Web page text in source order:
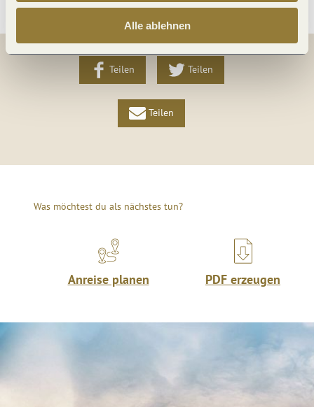
Alle ablehnen
Teilen Teilen
Teilen
Was möchtest du als nächstes tun?
Anreise planen PDF erzeugen